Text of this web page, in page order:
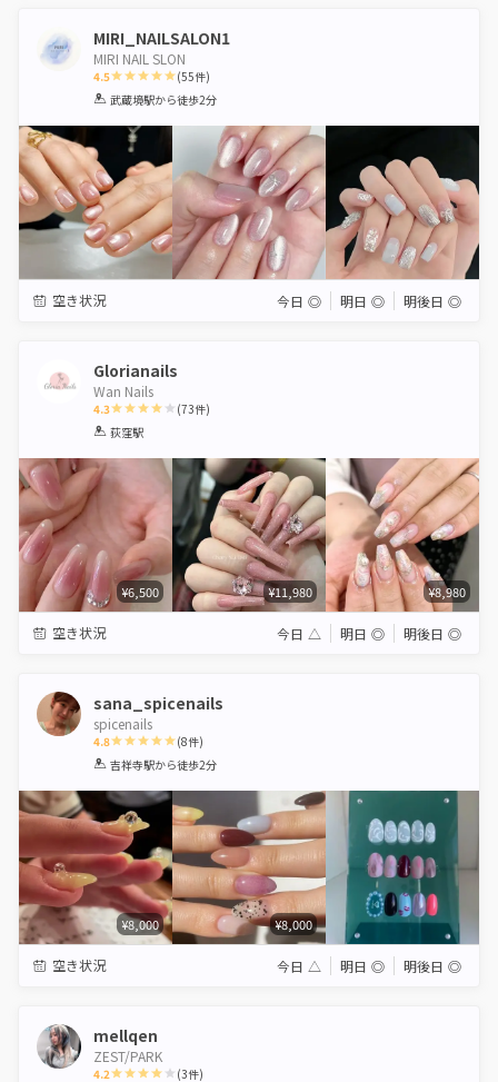
MIRI_NAILSALON1
MIRI NAIL SLON
4.5
1 2 3 4 5
(55件)
武蔵境駅から徒歩2分
空き状況 今日 ◎ 明日 ◎ 明後日 ◎
Glorianails
Wan Nails
4.3
1 2 3
(73件)
荻窪駅
¥6,500 ¥11,980 ¥8,980
空き状況 今日 △ 明日 ◎ 明後日 ◎
sana_spicenails
spicenails
4.8
1 2 3 4 5
(8件)
吉祥寺駅から徒歩2分
¥8,000 ¥8,000
空き状況 今日 △ 明日 ◎ 明後日 ◎
mellqen
ZEST/PARK
4.2 (3件)